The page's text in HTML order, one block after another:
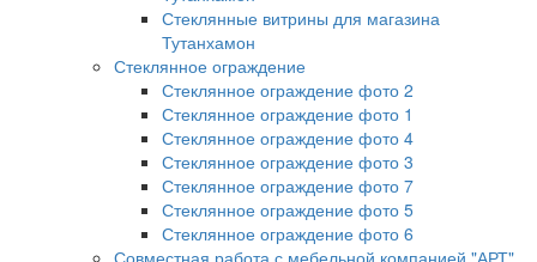
Стеклянные витрины для магазина
Тутанхамон
Стеклянное ограждение
Стеклянное ограждение фото 2
Стеклянное ограждение фото 1
Стеклянное ограждение фото 4
Стеклянное ограждение фото 3
Стеклянное ограждение фото 7
Стеклянное ограждение фото 5
Стеклянное ограждение фото 6